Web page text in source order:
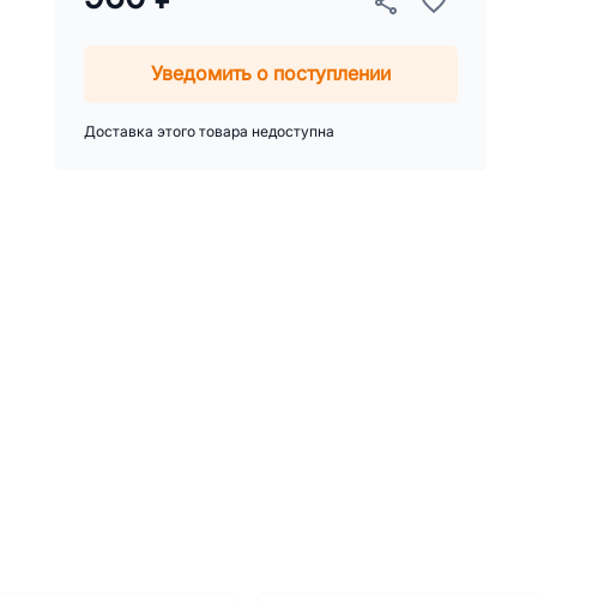
Уведомить о поступлении
Доставка этого товара недоступна